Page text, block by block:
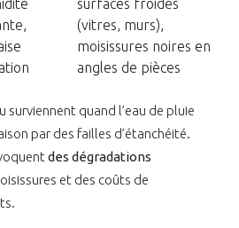
surfaces froides
(vitres, murs),
moisissures noires en
angles de pièces
surviennent quand l’eau de pluie
par des failles d’étanchéité.
des dégradations
et des coûts de